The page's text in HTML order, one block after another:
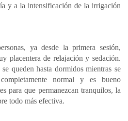
y a la intensificación de la irrigación
ya desde la primera sesión,
placentera de relajación y sedación.
queden hasta dormidos mientras se
normal y es bueno
para que permanezcan tranquilos, la
todo más efectiva.